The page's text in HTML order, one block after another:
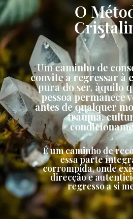
O
Um caminho de
convite a regressar à
pura do ser, àquilo
pessoa permanece
antes de qualquer
trauma,
É um caminho de
essa parte
corrompida, onde
direcção e
regresso a si